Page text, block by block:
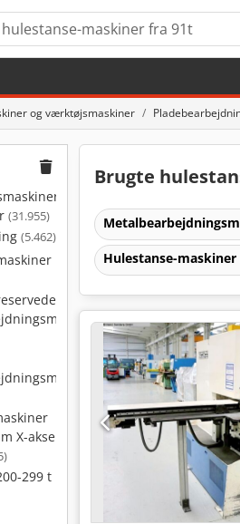
og værktøjsmaskiner
(31.955)
(5.462)
til
X-akse
299 t
Brugte
Hulestanse-